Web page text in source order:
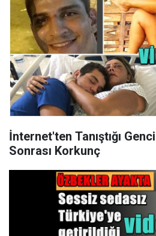
İnternet'ten Tanıştığı
Sonrası Korkunç